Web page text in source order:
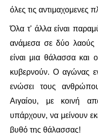
όλες τις αντιμαχομενες
Όλα τ' άλλα είναι
ανάμεσα σε δύο λαούς
είναι μια θάλασσα και
κυβερνούν. Ο αγώνας
ενώσει τους
Αιγαίου, με κοινή
υπάρχουν, να μείνουν
βυθό της θάλασσας!